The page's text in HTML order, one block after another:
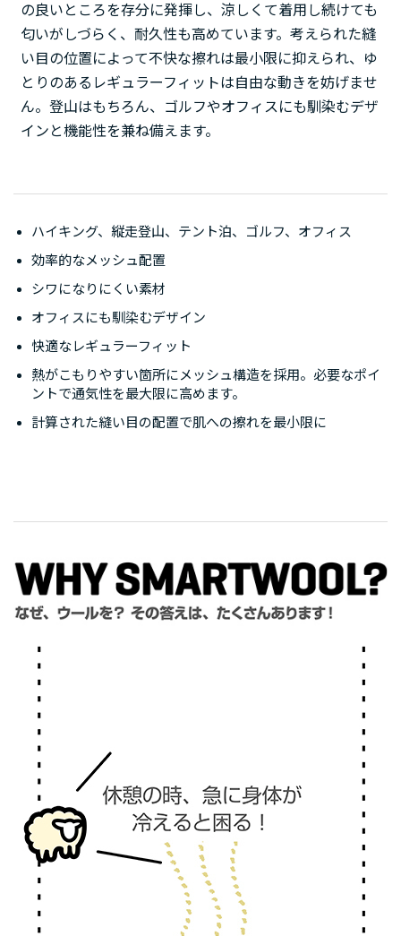
の良いところを存分に発揮し、涼しくて着用し続けても
匂いがしづらく、耐久性も高めています。考えられた縫
い目の位置によって不快な擦れは最小限に抑えられ、ゆ
とりのあるレギュラーフィットは自由な動きを妨げませ
ん。登山はもちろん、ゴルフやオフィスにも馴染むデザ
インと機能性を兼ね備えます。
ハイキング、縦走登山、テント泊、ゴルフ、オフィス
効率的なメッシュ配置
シワになりにくい素材
オフィスにも馴染むデザイン
快適なレギュラーフィット
熱がこもりやすい箇所にメッシュ構造を採用。必要なポイ
ントで通気性を最大限に高めます。
計算された縫い目の配置で肌への擦れを最小限に